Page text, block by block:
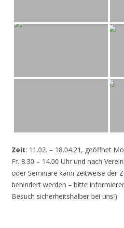
Zeit: 11.02. – 18.04.21, geöffnet
Fr. 8.30 – 14.00 Uhr und nach
oder Seminare kann zeitweise der
behindert werden – bitte
Besuch sicherheitshalber bei uns!)